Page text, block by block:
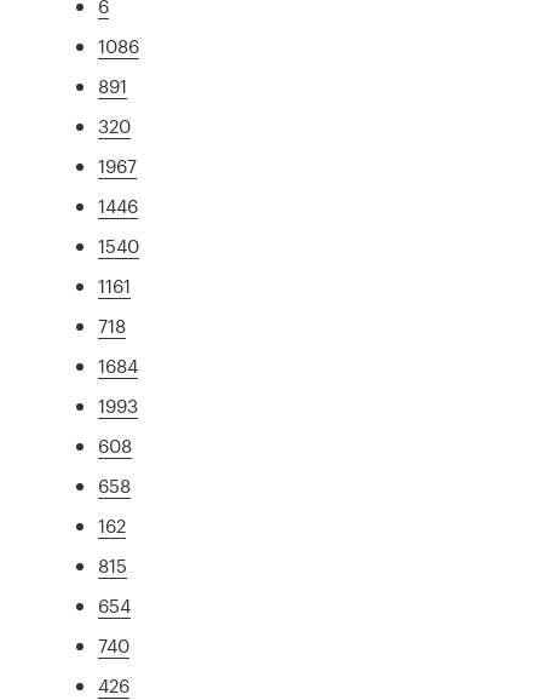
6
1086
891
320
1967
1446
1540
1161
718
1684
1993
608
658
162
815
654
740
426